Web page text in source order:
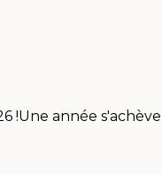
!Une année